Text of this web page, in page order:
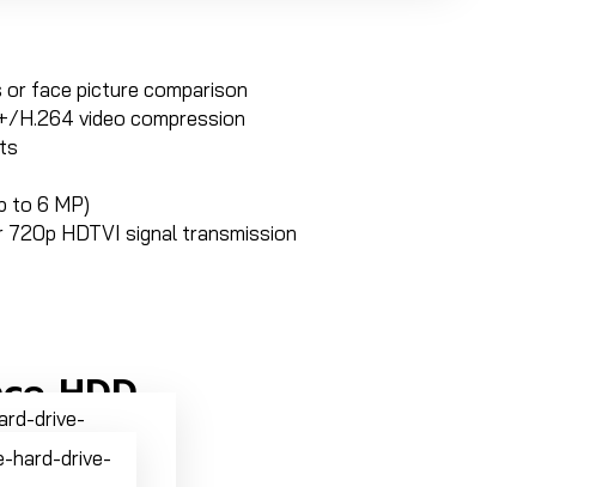
or face picture comparison
video compression
to 6 MP)
HDTVI signal transmission
HDD
hard-drive-